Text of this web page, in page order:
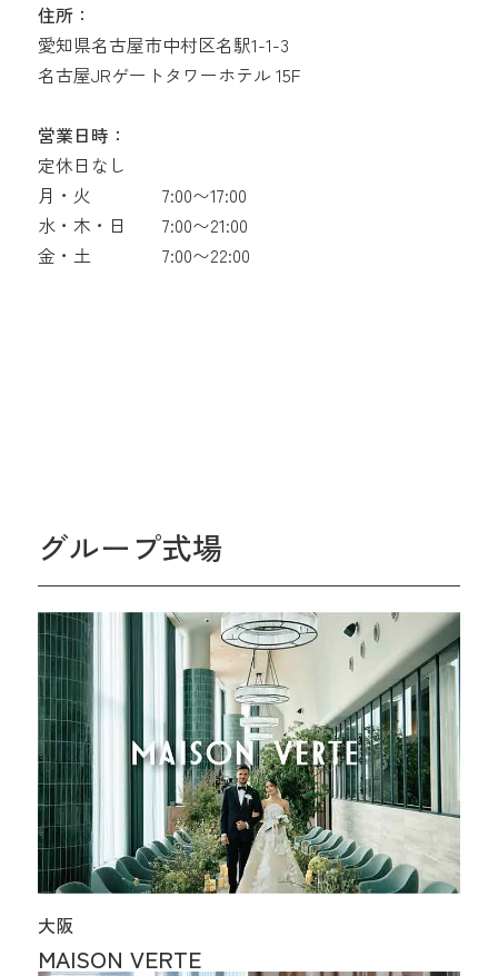
住所：
愛知県名古屋市中村区名駅1-1-3
名古屋JRゲートタワーホテル 15F
営業日時：
定休日なし
月・火
7:00〜17:00
水・木・日
7:00〜21:00
金・土
7:00〜22:00
グループ式場
大阪
MAISON VERTE